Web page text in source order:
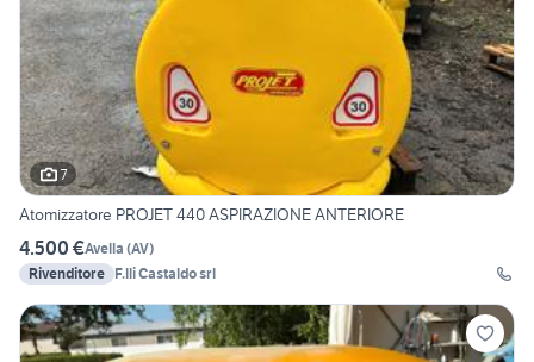
7
Atomizzatore PROJET 440 ASPIRAZIONE ANTERIORE
4.500 €Avella (AV)
Rivenditore F.lli Castaldo srl